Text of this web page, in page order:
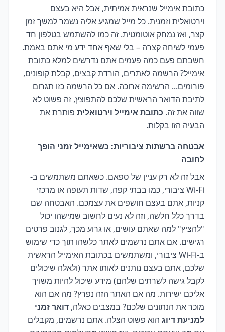
כתובת אימייל שנראית אמיתית, אבל היא בעצם
וירטואלית וזמנית. כל מייל שמגיע אליה נשמר למשך זמן
קצר, ואז נמחק אוטומטית. זה כמו להשתמש בטלפון חד
פעמי לשיחה קצרה – בלי שאף אחד ידע מי אתם באמת.
חשבתם פעם כמה פעמים אתם נדרשים למלא כתובת
אימייל? הרשמה לאתרים, הורדת קבצים, קבלת קופונים,
פורומים... הרשימה ארוכה. אם כל הרשמה כזו תגרום
לתיבת הדואר הראשית שלכם להתפוצץ, זה פשוט לא
שווה את זה. כתובת אימייל וירטואלית פותרת את
הבעיה הזו בקלות.
אבטחה ברשתות ציבוריות: כשאימייל זמני הופך
לחובה
אבל זה לא רק עניין של ספאם. כשאתם משתמשים ב-
Wi-Fi ציבורי, כמו בבתי קפה, שדות תעופה או מרכזי
קניות, אתם בעצם חושפים את עצמכם. האבטחה שם
בדרך כלל חלשה, וזה לא נעים לחשוב שמישהו יכול
"להציץ" למה שאתם עושים, או גרוע מכך, לגנוב פרטים
רגישים. אם אתם נרשמים לאתר כלשהו תוך כדי שימוש
ב-Wi-Fi ציבורי, ומשתמשים בכתובת האימייל הראשית
שלכם, אתם בעצם נותנים לאותו אתר (ולאלה שיכולים
לקבל גישה לשרתים שלהם) מידע שיכול להיות משויך
אליכם ישירות. מה אם האתר הזה נפרץ? מה אם הוא
מוכר את הנתונים שלכם? במצבים כאלה, דואר זמני
למניעת דיוג הוא פשוט הצלה. אתם נרשמים, מקבלים